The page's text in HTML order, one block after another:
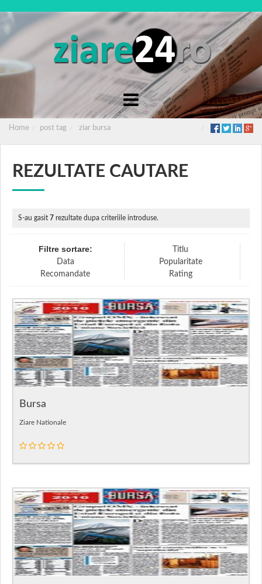
Home post tag ziar bursa
REZULTATE CAUTARE
S-au gasit 7 rezultate dupa criteriile introduse.
Filtre sortare:
Titlu
Data
Popularitate
Recomandate
Rating
Bursa
Ziare Nationale